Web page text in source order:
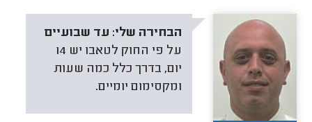
הבחירה שלי: עד שבועיים
על פי החוק לטאבו יש 14
יום, בדרך כלל כמה שעות
ומקסימום יומיים.